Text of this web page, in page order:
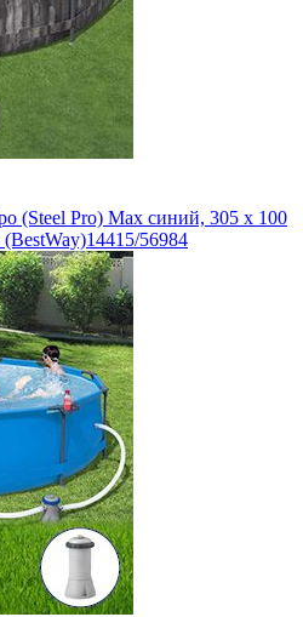
(Steel Pro) Мах синий, 305 х 100
14415/56984